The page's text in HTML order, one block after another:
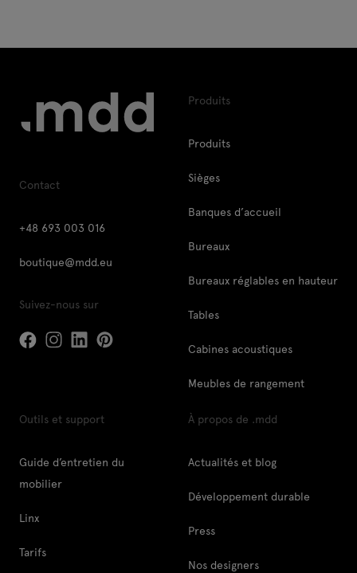
Contact
+48 693 003 016
boutique@mdd.eu
Suivez-nous sur
Produits
Produits
Sièges
Banques d’accueil
Bureaux
Bureaux réglables en hauteur
Tables
Cabines acoustiques
Meubles de rangement
Outils et support
Guide d’entretien du
mobilier
Linx
Tarifs
À propos de .mdd
Actualités et blog
Développement durable
Press
Nos designers